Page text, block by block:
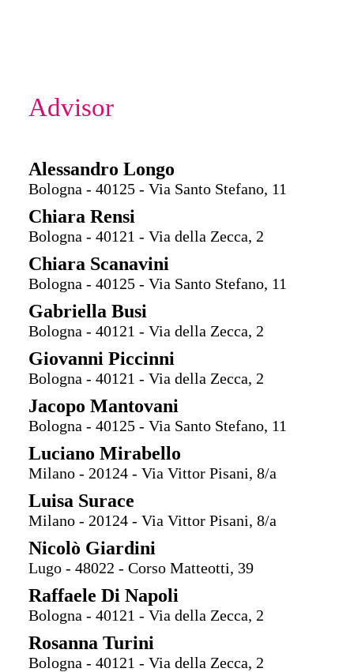
Advisor
Alessandro Longo
Bologna - 40125 - Via Santo Stefano, 11
Chiara Rensi
Bologna - 40121 - Via della Zecca, 2
Chiara Scanavini
Bologna - 40125 - Via Santo Stefano, 11
Gabriella Busi
Bologna - 40121 - Via della Zecca, 2
Giovanni Piccinni
Bologna - 40121 - Via della Zecca, 2
Jacopo Mantovani
Bologna - 40125 - Via Santo Stefano, 11
Luciano Mirabello
Milano - 20124 - Via Vittor Pisani, 8/a
Luisa Surace
Milano - 20124 - Via Vittor Pisani, 8/a
Nicolò Giardini
Lugo - 48022 - Corso Matteotti, 39
Raffaele Di Napoli
Bologna - 40121 - Via della Zecca, 2
Rosanna Turini
Bologna - 40121 - Via della Zecca, 2